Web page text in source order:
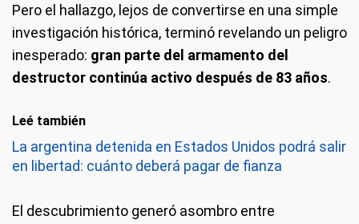
Pero el hallazgo, lejos de convertirse en una simple
investigación histórica, terminó revelando un peligro
inesperado: gran parte del armamento del
destructor continúa activo después de 83 años.
Leé también
La argentina detenida en Estados Unidos podrá salir
en libertad: cuánto deberá pagar de fianza
El descubrimiento generó asombro entre